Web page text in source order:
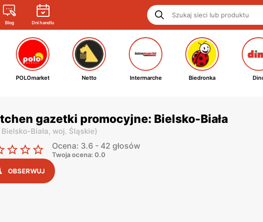
Blog Dni handlu
POLOmarket Netto Intermarche Biedronka
gazetki promocyjne: Bielsko-Biała
Biała, woj. Śląskie)
Ocena: 3.6 - 42 głosów
Twoja ocena: 0.0
OBSERWUJ